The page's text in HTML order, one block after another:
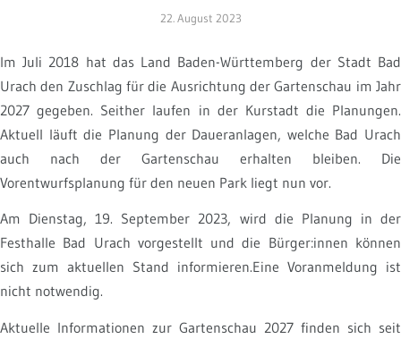
22. August 2023
Im Juli 2018 hat das Land Baden-Württemberg der Stadt Bad
Urach den Zuschlag für die Ausrichtung der Gartenschau im Jahr
2027 gegeben. Seither laufen in der Kurstadt die Planungen.
Aktuell läuft die Planung der Daueranlagen, welche Bad Urach
auch nach der Gartenschau erhalten bleiben. Die
Vorentwurfsplanung für den neuen Park liegt nun vor.
Am Dienstag, 19. September 2023, wird die Planung in der
Festhalle Bad Urach vorgestellt und die Bürger:innen können
sich zum aktuellen Stand informieren.Eine Voranmeldung ist
nicht notwendig.
Aktuelle Informationen zur Gartenschau 2027 finden sich seit